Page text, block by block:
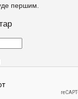
першим.